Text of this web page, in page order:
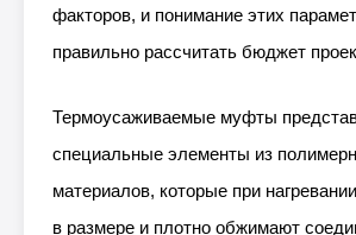
факторов, и понимание этих
правильно рассчитать бюджет
Термоусаживаемые муфты
специальные элементы из
материалов, которые при
в размере и плотно обжимают